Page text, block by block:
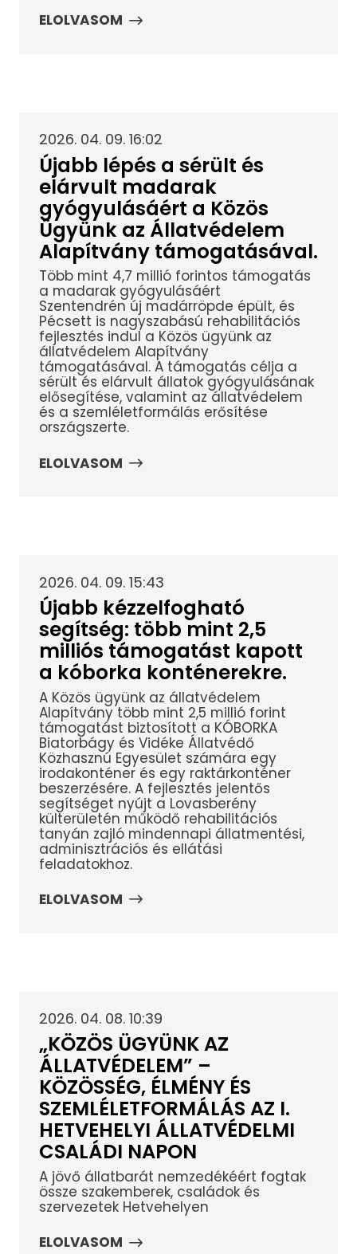
ELOLVASOM
2026. 04. 09. 16:02
Újabb lépés a sérült és
elárvult madarak
gyógyulásáért a Közös
Ügyünk az Állatvédelem
Alapítvány támogatásával.
Több mint 4,7 millió forintos támogatás
a madarak gyógyulásáért
Szentendrén új madárröpde épült, és
Pécsett is nagyszabású rehabilitációs
fejlesztés indul a Közös ügyünk az
állatvédelem Alapítvány
támogatásával. A támogatás célja a
sérült és elárvult állatok gyógyulásának
elősegítése, valamint az állatvédelem
és a szemléletformálás erősítése
országszerte.
ELOLVASOM
2026. 04. 09. 15:43
Újabb kézzelfogható
segítség: több mint 2,5
milliós támogatást kapott
a kóborka konténerekre.
A Közös ügyünk az állatvédelem
Alapítvány több mint 2,5 millió forint
támogatást biztosított a KÓBORKA
Biatorbágy és Vidéke Állatvédő
Közhasznú Egyesület számára egy
irodakonténer és egy raktárkonténer
beszerzésére. A fejlesztés jelentős
segítséget nyújt a Lovasberény
külterületén működő rehabilitációs
tanyán zajló mindennapi állatmentési,
adminisztrációs és ellátási
feladatokhoz.
ELOLVASOM
2026. 04. 08. 10:39
„KÖZÖS ÜGYÜNK AZ
ÁLLATVÉDELEM” –
KÖZÖSSÉG, ÉLMÉNY ÉS
SZEMLÉLETFORMÁLÁS AZ I.
HETVEHELYI ÁLLATVÉDELMI
CSALÁDI NAPON
A jövő állatbarát nemzedékéért fogtak
össze szakemberek, családok és
szervezetek Hetvehelyen
ELOLVASOM